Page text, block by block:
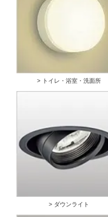
> トイレ・浴室・洗面所
> ダウンライト